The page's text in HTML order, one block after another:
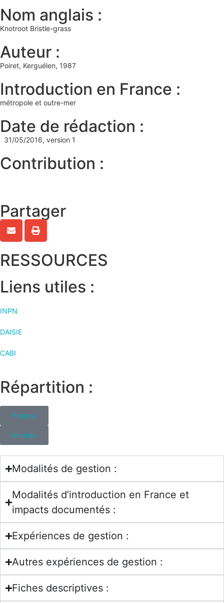
Nom anglais :
Knotroot Bristle-grass
Auteur :
Poiret, Kerguélen, 1987
Introduction en France :
métropole et outre-mer
Date de rédaction :
31/05/2016, version 1
Contribution :
Partager
RESSOURCES
Liens utiles :
INPN
DAISIE
CABI
Répartition :
France
Monde
Modalités de gestion :
Modalités d’introduction en France et
impacts documentés :
Expériences de gestion :
Autres expériences de gestion :
Fiches descriptives :